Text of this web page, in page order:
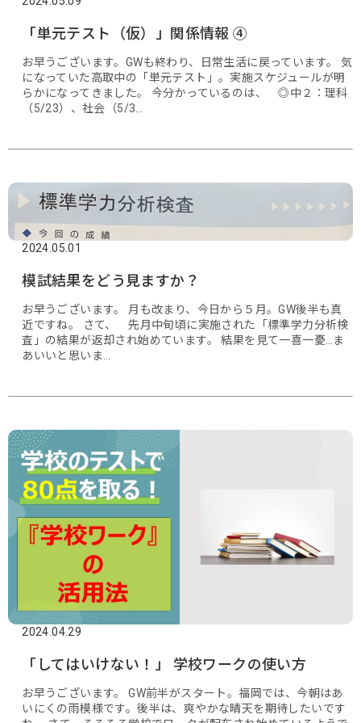
「単元テスト（仮）」関係情報 ➃
お早うございます。GWも終わり、日常生活に戻っています。 気
になっていた高取中の「単元テスト」。実施スケジュールが明
らかになってきました。 今分かっているのは、 ◎中２：理科
（5/23）、社会（5/3…
2024.05.01
模試結果をどう見ますか？
お早うございます。 月も改まり、今日から５月。GW後半も真
近ですね。 さて、 先月中旬頃に実施された「標準学力分析検
査」の結果が返却され始めています。 結果を見て一喜一憂…ま
あいいと思いま…
2024.04.29
「してはいけない！」 学校ワークの使い方
お早うございます。 GW前半がスタート。福岡では、今朝はあ
いにくの雨模様です。後半は、爽やかな晴天を期待したいです